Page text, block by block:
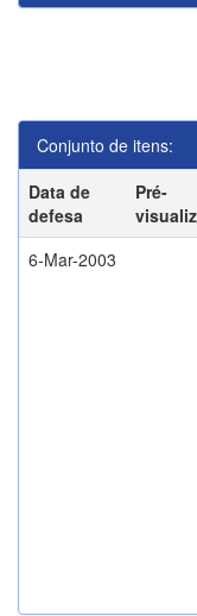
Conjunto de itens:
Data de
defesa
Pré-
6-Mar-2003